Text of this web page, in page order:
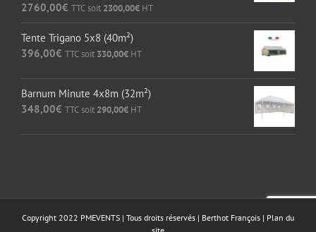
2760,00€ TTC soit 2300,00€ HT
Tente Trigano 5x8 (40m²)
396,00€ TTC soit 330,00€ HT
Barnum Minute 4x8m (32m²)
348,00€ TTC soit 290,00€ HT
Copyright 2022 PMEVENTS | Tous droits réservés | Berthot François | Plan du